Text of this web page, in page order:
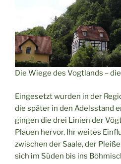
Die Wiege des Vogtlands –
Eingesetzt wurden in der
die später in den Adelsstand
gingen die drei Linien der
Plauen hervor. Ihr weites
zwischen der Saale, der
sich im Süden bis ins